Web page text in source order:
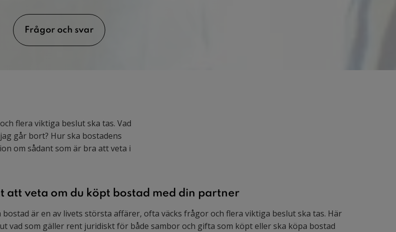
Frågor och svar
flera viktiga beslut ska tas. Vad
går bort? Hur ska bostadens
om sådant som är bra att veta i
att veta om du köpt bostad med din partner
bostad är en av livets största affärer, ofta väcks frågor och flera viktiga beslut ska tas. Här
vad som gäller rent juridiskt för både sambor och gifta som köpt eller ska köpa bostad